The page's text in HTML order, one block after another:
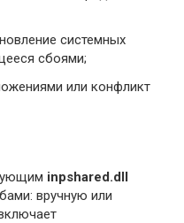
системных
сбоями;
или конфликт
inpshared.dll
вручную или